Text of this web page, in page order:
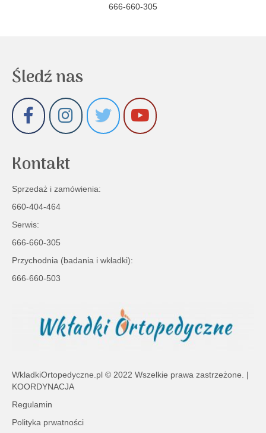
666-660-305
Śledź nas
Kontakt
Sprzedaż i zamówienia:
660-404-464
Serwis:
666-660-305
Przychodnia (badania i wkładki):
666-660-503
WkladkiOrtopedyczne.pl © 2022 Wszelkie prawa zastrzeżone. |
KOORDYNACJA
Regulamin
Polityka prwatności